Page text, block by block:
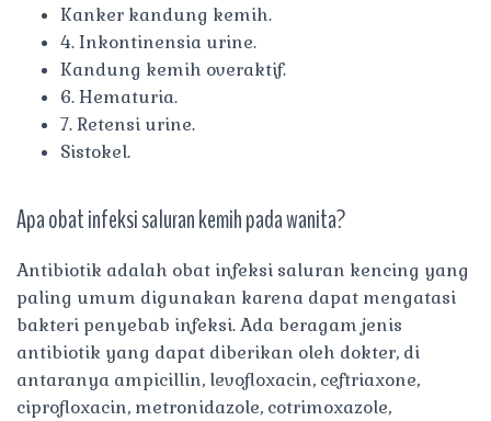
Kanker kandung kemih.
4. Inkontinensia urine.
Kandung kemih overaktif.
6. Hematuria.
7. Retensi urine.
Sistokel.
Apa obat infeksi saluran kemih pada wanita?
Antibiotik adalah obat infeksi saluran kencing yang
paling umum digunakan karena dapat mengatasi
bakteri penyebab infeksi. Ada beragam jenis
antibiotik yang dapat diberikan oleh dokter, di
antaranya ampicillin, levofloxacin, ceftriaxone,
ciprofloxacin, metronidazole, cotrimoxazole,